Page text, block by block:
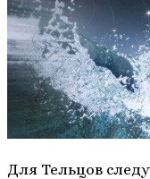
Для Тельцов